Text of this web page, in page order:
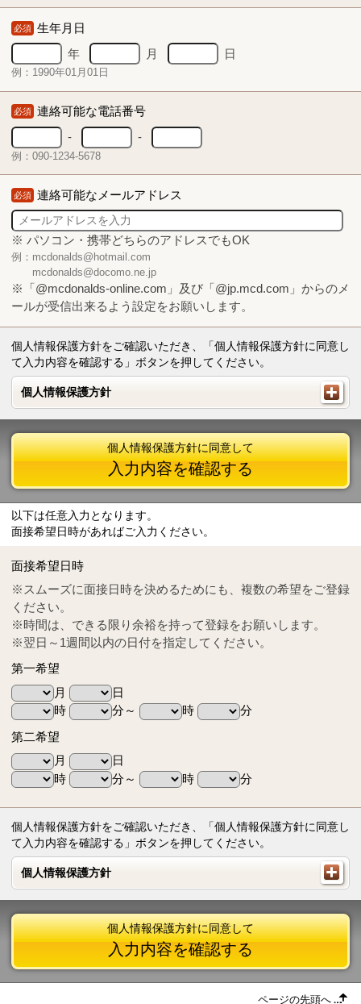
必須 生年月日
年
月 日
例：1990年01月01日
必須 連絡可能な電話番号
-
-
例：090-1234-5678
必須 連絡可能なメールアドレス
※ パソコン・携帯どちらのアドレスでもOK
例：mcdonalds@hotmail.com
mcdonalds@docomo.ne.jp
※「@mcdonalds-online.com」及び「@jp.mcd.com」からのメ
ールが受信出来るよう設定をお願いします。
個人情報保護方針をご確認いただき、「個人情報保護方針に同意し
て入力内容を確認する」ボタンを押してください。
個人情報保護方針
個人情報保護方針
Tel
0570-55-0314
個人情報保護方針に同意して
入力内容を確認する
以下は任意入力となります。
面接希望日時があればご入力ください。
面接希望日時
※スムーズに面接日時を決めるためにも、複数の希望をご登録
ください。
※時間は、できる限り余裕を持って登録をお願いします。
※翌日～1週間以内の日付を指定してください。
第一希望
月
日
時
分～ 時
分
第二希望
月
日
時
分～ 時 分
個人情報保護方針をご確認いただき、「個人情報保護方針に同意し
て入力内容を確認する」ボタンを押してください。
個人情報保護方針
個人情報保護方針
個人情報保護方針に同意して
入力内容を確認する
ページの先頭へ